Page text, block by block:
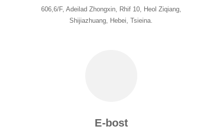
606,6/F, Adeilad Zhongxin, Rhif 10, Heol Ziqiang,
Shijiazhuang, Hebei, Tsieina.
E-bost